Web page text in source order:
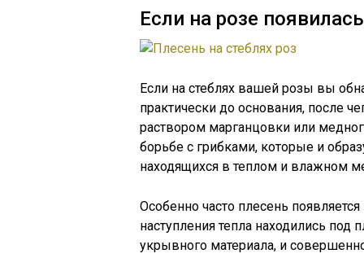
Если на розе
Если на стеблях вашей розы вы
практически до основания, после
раствором марганцовки или
борьбе с грибками, которые и
находящихся в теплом и влажном
Особенно часто плесень
наступления тепла находились под
укрывного материала, и